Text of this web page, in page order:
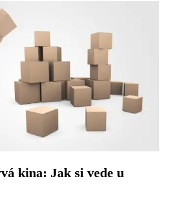
kina: Jak si vede u